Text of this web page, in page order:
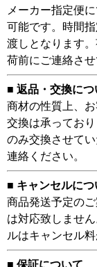
メーカー指定便
可能です。時間
渡しとなります
荷前にご連絡さ
■ 返品・交換につ
商材の性質上、
交換は承ってお
のみ交換させて
連絡ください。
■ キャンセルにつ
商品発送予定の
は対応致しませ
ルはキャンセル料